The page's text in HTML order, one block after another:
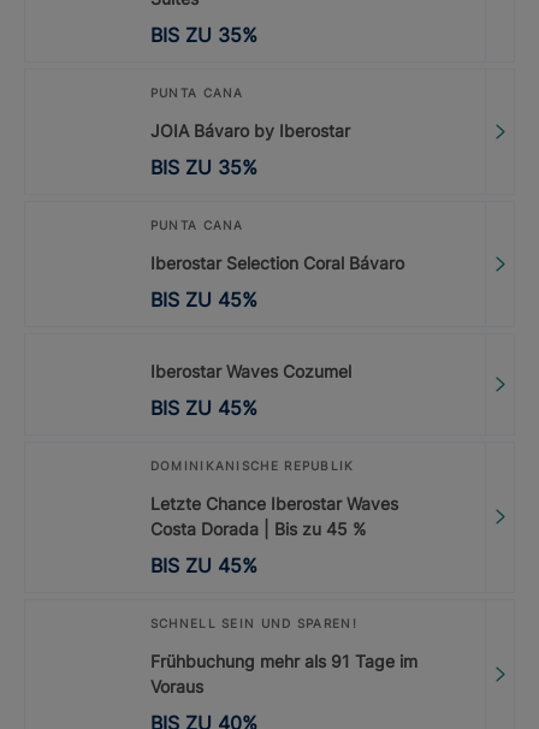
BIS ZU 35%
PUNTA CANA
JOIA Bávaro by Iberostar
BIS ZU 35%
PUNTA CANA
Iberostar Selection Coral Bávaro
BIS ZU 45%
Iberostar Waves Cozumel
BIS ZU 45%
DOMINIKANISCHE REPUBLIK
Letzte Chance Iberostar Waves
Costa Dorada | Bis zu 45 %
BIS ZU 45%
SCHNELL SEIN UND SPAREN!
Frühbuchung mehr als 91 Tage im
Voraus
BIS ZU 40%